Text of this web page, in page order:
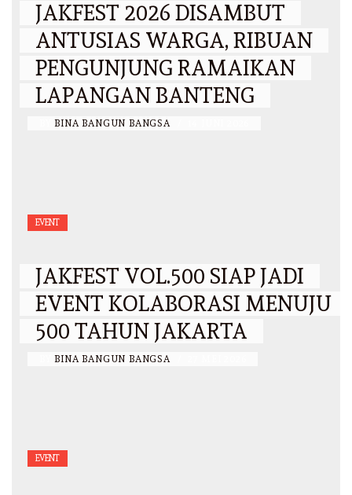
JAKFEST 2026 DISAMBUT
ANTUSIAS WARGA, RIBUAN
PENGUNJUNG RAMAIKAN
LAPANGAN BANTENG
BINA BANGUN BANGSA
EVENT
JAKFEST VOL.500 SIAP JADI
EVENT KOLABORASI MENUJU
500 TAHUN JAKARTA
BINA BANGUN BANGSA
EVENT